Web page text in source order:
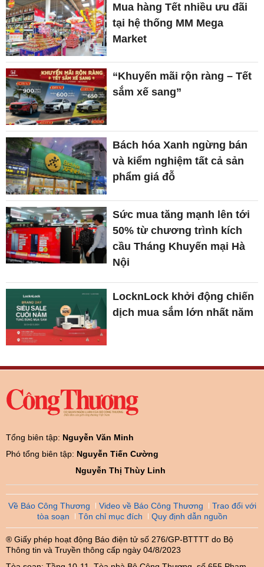
Mua hàng Tết nhiều ưu đãi
tại hệ thống MM Mega
Market
“Khuyến mãi rộn ràng – Tết
sắm xế sang”
Bách hóa Xanh ngừng bán
và kiểm nghiệm tất cả sản
phẩm giá đỗ
Sức mua tăng mạnh lên tới
50% từ chương trình kích
cầu Tháng Khuyến mại Hà
Nội
LocknLock khởi động chiến
dịch mua sắm lớn nhất năm
Tổng biên tập: Nguyễn Văn Minh
Phó tổng biên tập: Nguyễn Tiến Cường
Nguyễn Thị Thùy Linh
Về Báo Công Thương Video về Báo Công Thương
Trao đổi với
tòa soạn
Tôn chỉ mục đích Quy định dẫn nguồn
® Giấy phép hoạt động Báo điện tử số 276/GP-BTTTT do Bộ
Thông tin và Truyền thông cấp ngày 04/8/2023